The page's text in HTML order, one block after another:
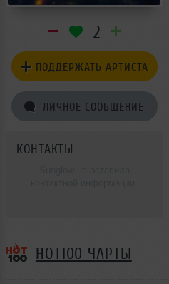
2
ПОДДЕРЖАТЬ АРТИСТА
ЛИЧНОЕ СООБЩЕНИЕ
КОНТАКТЫ
HOT100 ЧАРТЫ